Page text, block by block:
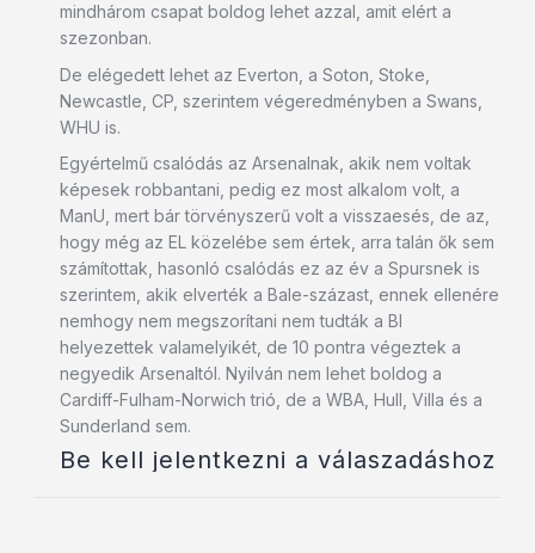
mindhárom csapat boldog lehet azzal, amit elért a
szezonban.
De elégedett lehet az Everton, a Soton, Stoke,
Newcastle, CP, szerintem végeredményben a Swans,
WHU is.
Egyértelmű csalódás az Arsenalnak, akik nem voltak
képesek robbantani, pedig ez most alkalom volt, a
ManU, mert bár törvényszerű volt a visszaesés, de az,
hogy még az EL közelébe sem értek, arra talán ők sem
számítottak, hasonló csalódás ez az év a Spursnek is
szerintem, akik elverték a Bale-százast, ennek ellenére
nemhogy nem megszorítani nem tudták a Bl
helyezettek valamelyikét, de 10 pontra végeztek a
negyedik Arsenaltól. Nyilván nem lehet boldog a
Cardiff-Fulham-Norwich trió, de a WBA, Hull, Villa és a
Sunderland sem.
Be kell jelentkezni a válaszadáshoz